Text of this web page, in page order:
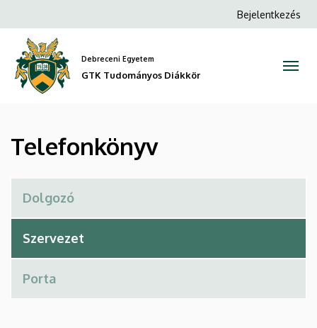
GTK
Tudományos
Diákkör
a
tartalomra
Anonim
Bejelentkezés
Debreceni Egyetem
GTK Tudományos Diákkör
Telefonkönyv